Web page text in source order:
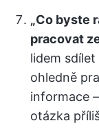
„Co byste
pracovat
lidem sdílet
ohledně
informace
otázka